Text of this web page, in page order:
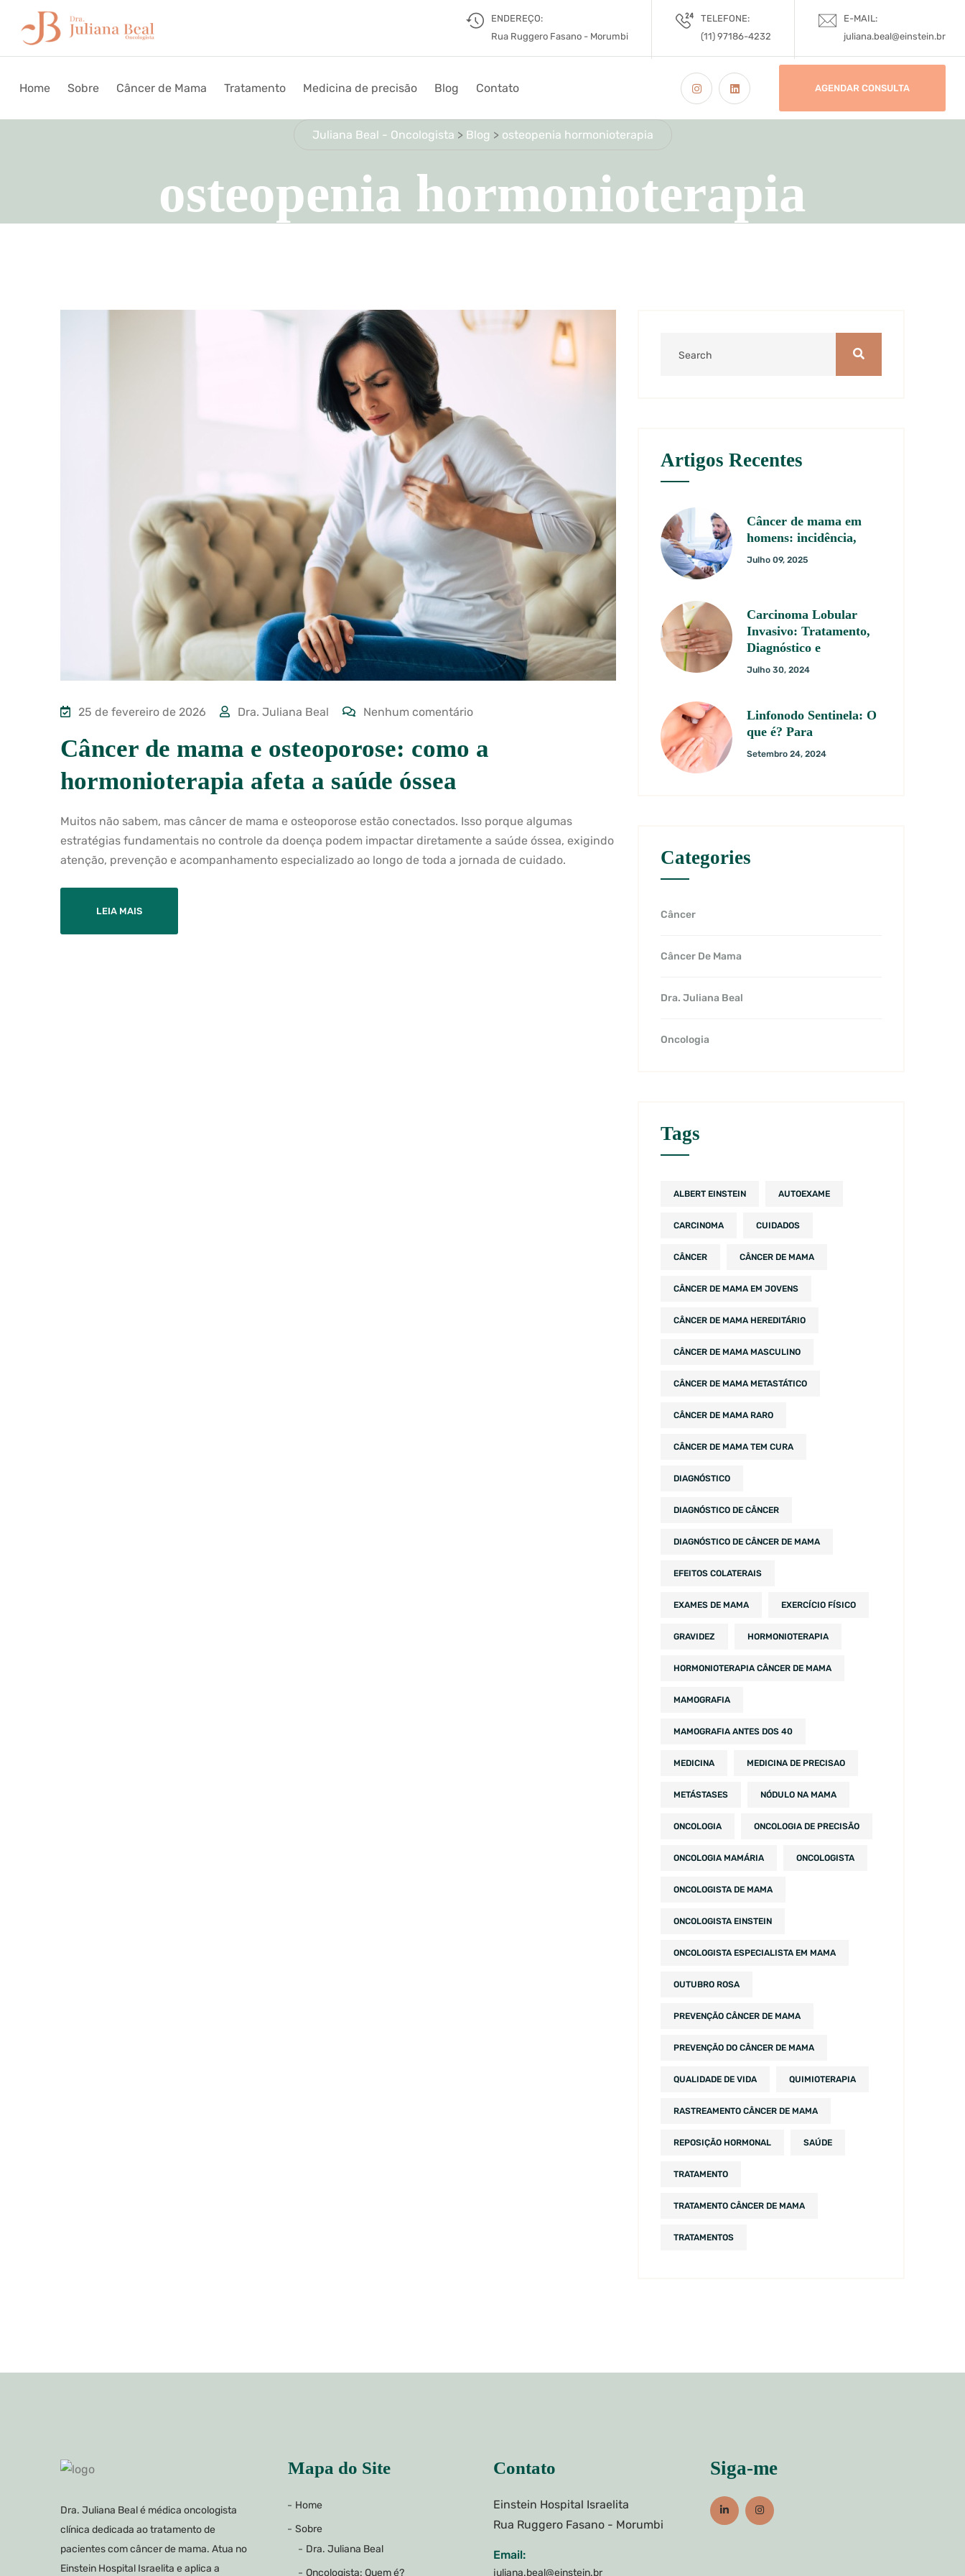
ENDEREÇO:
Rua Ruggero Fasano - Morumbi
TELEFONE:
(11) 97186-4232
E-MAIL:
juliana.beal@einstein.br
Home Sobre Câncer de Mama Tratamento Medicina de precisão Blog Contato AGENDAR CONSULTA
Juliana Beal - Oncologista > Blog > osteopenia hormonioterapia
osteopenia hormonioterapia
25 de fevereiro de 2026 Dra. Juliana Beal Nenhum comentário
Câncer de mama e osteoporose: como a
hormonioterapia afeta a saúde óssea
Muitos não sabem, mas câncer de mama e osteoporose estão conectados. Isso porque algumas
estratégias fundamentais no controle da doença podem impactar diretamente a saúde óssea, exigindo
atenção, prevenção e acompanhamento especializado ao longo de toda a jornada de cuidado.
LEIA MAIS
Artigos Recentes
Câncer de mama em
homens: incidência,
Julho 09, 2025
Carcinoma Lobular
Invasivo: Tratamento,
Diagnóstico e
Julho 30, 2024
Linfonodo Sentinela: O
que é? Para
Setembro 24, 2024
Categories
Câncer
Câncer De Mama
Dra. Juliana Beal
Oncologia
Tags
ALBERT EINSTEIN AUTOEXAME
CARCINOMA CUIDADOS
CÂNCER CÂNCER DE MAMA
CÂNCER DE MAMA EM JOVENS
CÂNCER DE MAMA HEREDITÁRIO
CÂNCER DE MAMA MASCULINO
CÂNCER DE MAMA METASTÁTICO
CÂNCER DE MAMA RARO
CÂNCER DE MAMA TEM CURA
DIAGNÓSTICO
DIAGNÓSTICO DE CÂNCER
DIAGNÓSTICO DE CÂNCER DE MAMA
EFEITOS COLATERAIS
EXAMES DE MAMA EXERCÍCIO FÍSICO
GRAVIDEZ HORMONIOTERAPIA
HORMONIOTERAPIA CÂNCER DE MAMA
MAMOGRAFIA
MAMOGRAFIA ANTES DOS 40
MEDICINA MEDICINA DE PRECISAO
METÁSTASES NÓDULO NA MAMA
ONCOLOGIA ONCOLOGIA DE PRECISÃO
ONCOLOGIA MAMÁRIA ONCOLOGISTA
ONCOLOGISTA DE MAMA
ONCOLOGISTA EINSTEIN
ONCOLOGISTA ESPECIALISTA EM MAMA
OUTUBRO ROSA
PREVENÇÃO CÂNCER DE MAMA
PREVENÇÃO DO CÂNCER DE MAMA
QUALIDADE DE VIDA QUIMIOTERAPIA
RASTREAMENTO CÂNCER DE MAMA
REPOSIÇÃO HORMONAL SAÚDE
TRATAMENTO
TRATAMENTO CÂNCER DE MAMA
TRATAMENTOS
Dra. Juliana Beal é médica oncologista
clínica dedicada ao tratamento de
pacientes com câncer de mama. Atua no
Einstein Hospital Israelita e aplica a
Mapa do Site
Home
Sobre
Dra. Juliana Beal
Oncologista: Quem é?
Contato
Einstein Hospital Israelita
Rua Ruggero Fasano - Morumbi
Email:
juliana.beal@einstein.br
Siga-me